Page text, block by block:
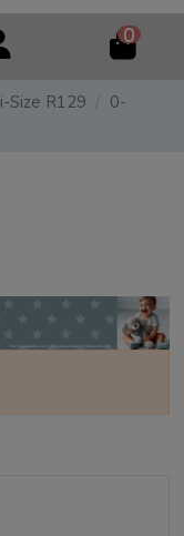
0
i-Size R129
0-